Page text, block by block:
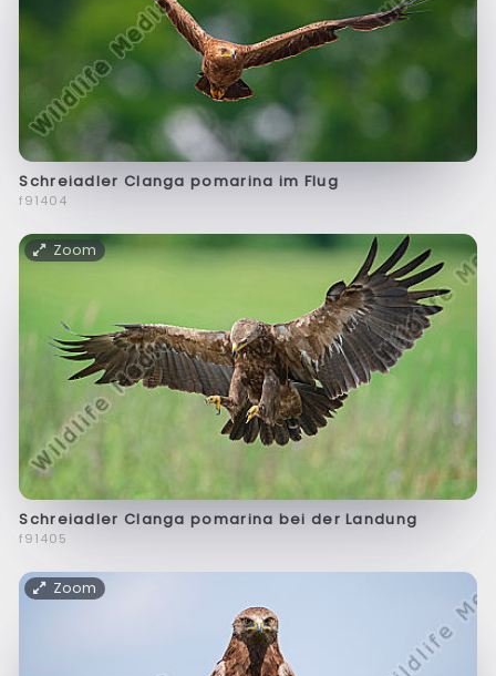
Schreiadler Clanga pomarina im Flug
f91404
Zoom
Schreiadler Clanga pomarina bei der Landung
f91405
Zoom